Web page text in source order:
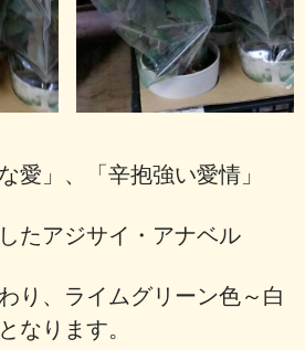
愛」、「辛抱強い愛情」
たアジサイ・アナベル
り、ライムグリーン色～白
なります。